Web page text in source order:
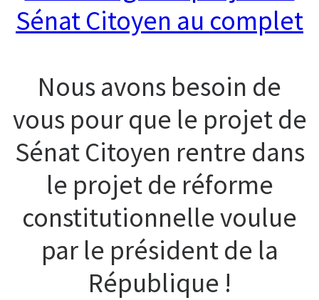
Sénat Citoyen au complet
Nous avons besoin de
vous pour que le projet de
Sénat Citoyen rentre dans
le projet de réforme
constitutionnelle voulue
par le président de la
République !